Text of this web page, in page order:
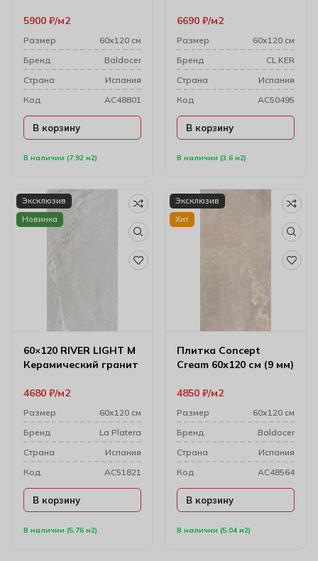
В наличии (7.92 м2)
5900 ₽ м2
Размер
60х120 см
Бренд
Baldocer
Cтрана
Испания
Код
AC48801
В корзину
В наличии (3.6 м2)
6690 ₽ м2
Размер
60х120 см
Бренд
CL KER
Cтрана
Испания
Код
AC50495
В корзину
Эксклюзив
Новинка
60×120 RIVER LIGHT M
Керамический гранит
В наличии (5.76 м2)
4680 ₽ м2
Размер
60х120 см
Бренд
La Platera
Cтрана
Испания
Код
AC51821
В корзину
Эксклюзив
Хит
Плитка Concept
Cream 60х120 см (9 мм)
В наличии (5.04 м2)
4850 ₽ м2
Размер
60х120 см
Бренд
Baldocer
Cтрана
Испания
Код
AC48564
В корзину